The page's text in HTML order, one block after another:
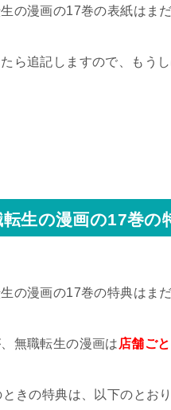
の漫画の17巻の表紙はま
ら追記しますので、もう
転生の漫画の17巻の
の漫画の17巻の特典はま
無職転生の漫画は 店舗ご
きの特典は、以下のとお